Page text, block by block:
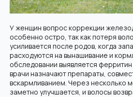
У женщин вопрос коррекции
особенно остро, так как потеря
усиливается после родов, когда
расходуются на вынашивание и
обследовании выявляется
врачи назначают препараты,
вскармливанием. Через несколько
заметно улучшается, и волосы